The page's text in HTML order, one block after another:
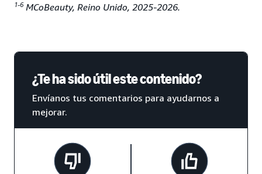
1-6 MCoBeauty, Reino Unido, 2025-2026.
¿Te ha sido útil este contenido?
Envíanos tus comentarios para ayudarnos a
mejorar.